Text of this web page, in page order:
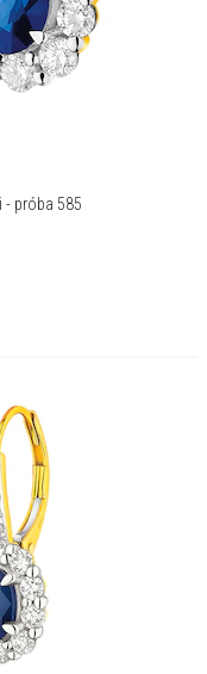
- próba 585